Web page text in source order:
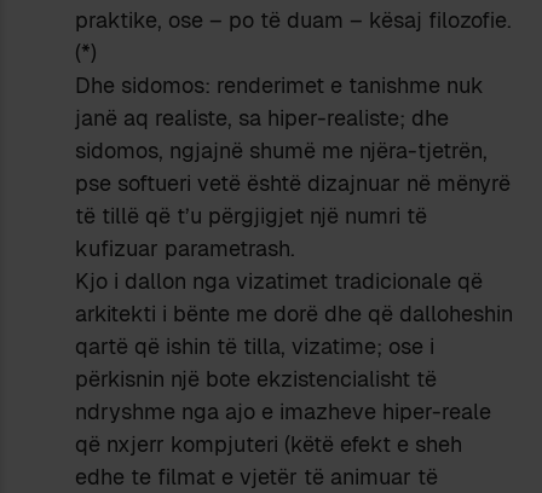
praktike, ose – po të duam – kësaj filozofie.
(*)
Dhe sidomos: renderimet e tanishme nuk
janë aq realiste, sa hiper-realiste; dhe
sidomos, ngjajnë shumë me njëra-tjetrën,
pse softueri vetë është dizajnuar në mënyrë
të tillë që t’u përgjigjet një numri të
kufizuar parametrash.
Kjo i dallon nga vizatimet tradicionale që
arkitekti i bënte me dorë dhe që dalloheshin
qartë që ishin të tilla, vizatime; ose i
përkisnin një bote ekzistencialisht të
ndryshme nga ajo e imazheve hiper-reale
që nxjerr kompjuteri (këtë efekt e sheh
edhe te filmat e vjetër të animuar të